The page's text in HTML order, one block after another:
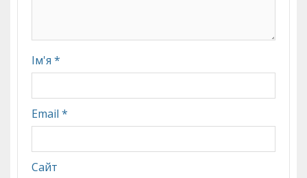
Ім'я *
Email *
Сайт